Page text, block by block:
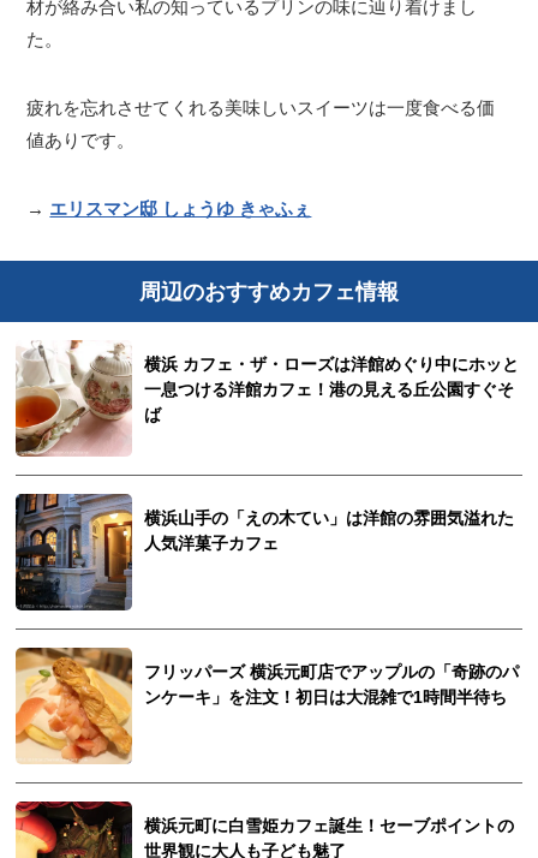
材が絡み合い私の知っているプリンの味に辿り着けまし
た。
疲れを忘れさせてくれる美味しいスイーツは一度食べる価
値ありです。
→ エリスマン邸 しょうゆ きゃふぇ
周辺のおすすめカフェ情報
横浜 カフェ・ザ・ローズは洋館めぐり中にホッと
一息つける洋館カフェ！港の見える丘公園すぐそ
ば
横浜山手の「えの木てい」は洋館の雰囲気溢れた
人気洋菓子カフェ
フリッパーズ 横浜元町店でアップルの「奇跡のパ
ンケーキ」を注文！初日は大混雑で1時間半待ち
横浜元町に白雪姫カフェ誕生！セーブポイントの
世界観に大人も子ども魅了